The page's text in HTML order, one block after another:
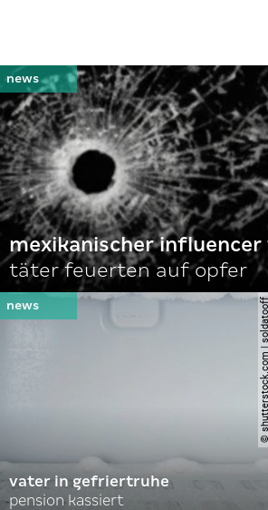
mexikanischer
täter feuerten auf opfer
© shutterstock.com | soldatooff
vater in gefriertruhe
pension kassiert